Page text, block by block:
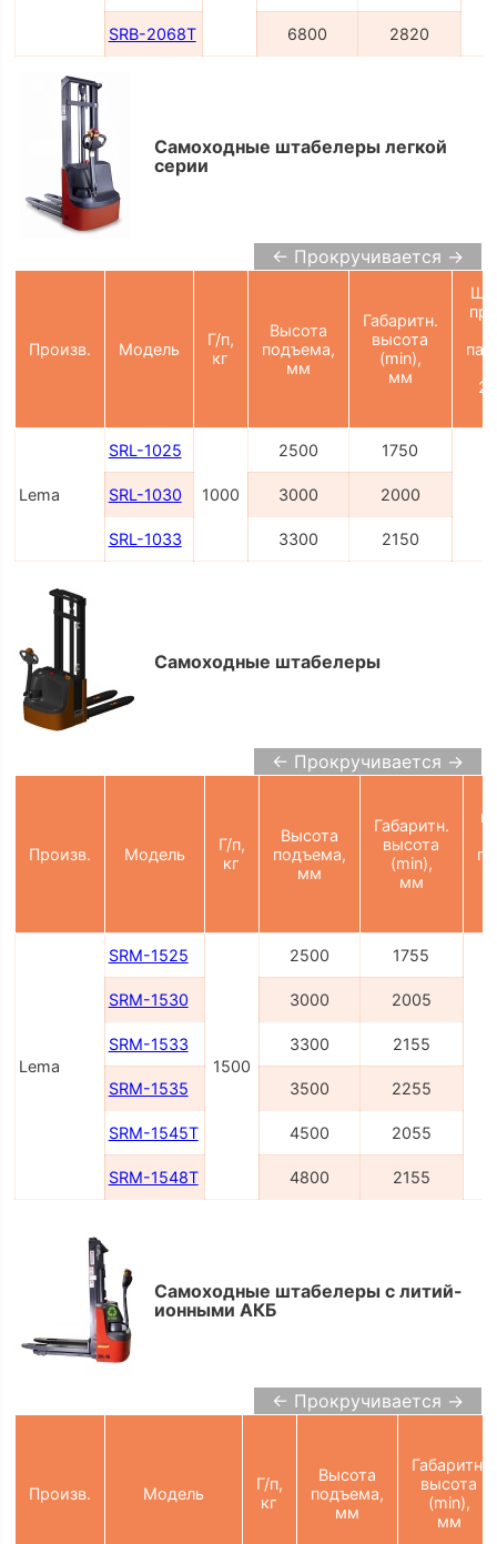
SRB-2068T 6800 2820
Самоходные штабелеры легкой
серии
← Прокручивается →
Произв. Модель
Г/п,
кг
Высота
подъема,
мм
Габаритн.
высота
(min),
мм
Lema
SRL-1025
1000
2500 1750
SRL-1030 3000 2000
SRL-1033 3300 2150
Самоходные штабелеры
← Прокручивается →
Произв. Модель
Г/п,
кг
Высота
подъема,
мм
Габаритн.
высота
(min),
мм
Lema
SRM-1525
1500
2500 1755
SRM-1530 3000 2005
SRM-1533 3300 2155
SRM-1535 3500 2255
SRM-1545Т 4500 2055
SRM-1548Т 4800 2155
Самоходные штабелеры с литий-
ионными АКБ
← Прокручивается →
Произв. Модель
Г/п,
кг
Высота
подъема,
мм
Габаритн.
высота
(min),
мм